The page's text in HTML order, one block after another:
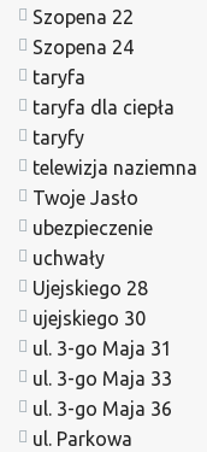
Szopena 22
Szopena 24
taryfa
taryfa dla ciepła
taryfy
telewizja naziemna
Twoje Jasło
ubezpieczenie
uchwały
Ujejskiego 28
ujejskiego 30
ul. 3-go Maja 31
ul. 3-go Maja 33
ul. 3-go Maja 36
ul. Parkowa